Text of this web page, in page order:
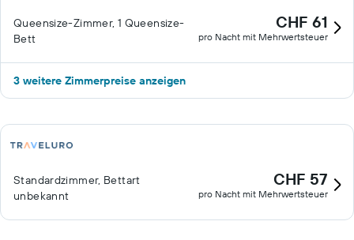
Queensize-Zimmer, 1 Queensize-
Bett
CHF 61
pro Nacht mit Mehrwertsteuer
3 weitere Zimmerpreise anzeigen
Standardzimmer, Bettart
unbekannt
CHF 57
pro Nacht mit Mehrwertsteuer